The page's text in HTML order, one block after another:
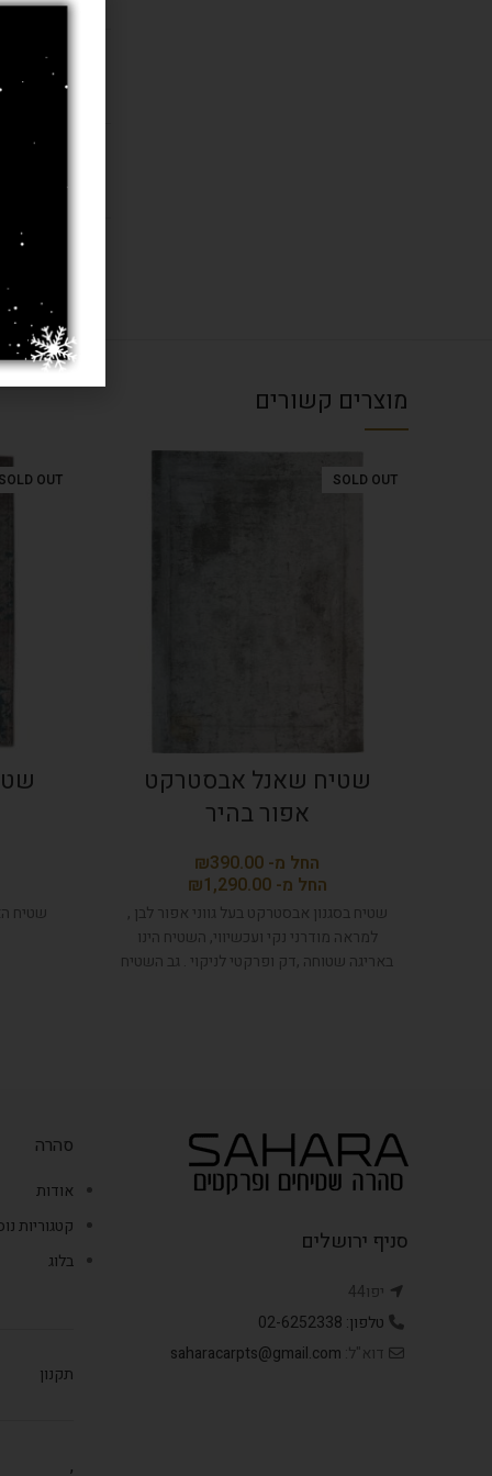
ארץ ייצור
רמת
מוצרים קשורים
SOLD OUT
שטיח שאנל אבסטרקט
אפור בהיר
₪
₪
שטיח בסגנון אבסטרקט בעל גווני אפור לבן ,
למראה מודרני נקי ועכשיווי, השטיח הינו
באריגה שטוחה ,דק ופרקטי לניקוי . גב השטיח
SOLD OUT
שטיח
סניף ירושלים
יפו44
טלפון: 02-6252338
דוא"ל: saharacarpts@gmail.com
סהרה
אודות
קטגוריות
בלוג
תקנון
,